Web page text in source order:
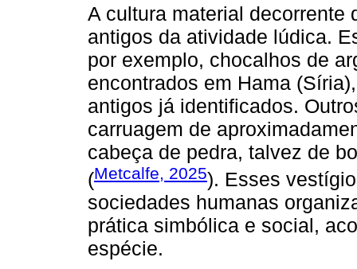
A cultura material decorrente
antigos da atividade lúdica.
por exemplo, chocalhos de
encontrados em Hama
antigos já identificados.
carruagem de
cabeça de pedra, talvez de
(Metcalfe, 2025). Esses
sociedades humanas
prática simbólica e social,
espécie.